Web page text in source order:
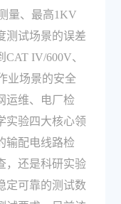
量、最高1KV
测试场景的误差
IV/600V、
业场景的安全
运维、电厂检
实验四大核心领
输配电线路检
，还是科研实验
定可靠的测试数